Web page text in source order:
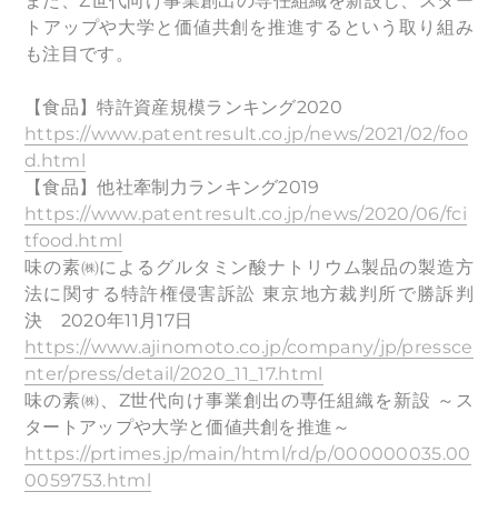
トアップや大学と価値共創を推進するという取り組み
も注目です。
【食品】特許資産規模ランキング2020
https://www.patentresult.co.jp/news/2021/02/foo
d.html
【食品】他社牽制力ランキング2019
https://www.patentresult.co.jp/news/2020/06/fci
tfood.html
味の素㈱によるグルタミン酸ナトリウム製品の製造方
法に関する特許権侵害訴訟 東京地方裁判所で勝訴判
決 2020年11月17日
https://www.ajinomoto.co.jp/company/jp/pressce
nter/press/detail/2020_11_17.html
味の素㈱、Z世代向け事業創出の専任組織を新設 ～ス
タートアップや大学と価値共創を推進～
https://prtimes.jp/main/html/rd/p/000000035.00
0059753.html